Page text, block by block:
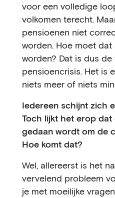
voor een volledige
volkomen terecht.
pensioenen niet
worden. Hoe moet
worden? Dat is dus
pensioencrisis. Het is
niets meer of niets
Iedereen schijnt zich
Toch lijkt het erop dat
gedaan wordt om de
Hoe komt dat?
Wel, allereerst is het
vervelend probleem
je met moeilijke